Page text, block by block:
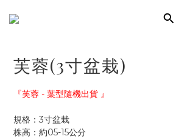
芙蓉(3寸盆栽)
『芙蓉 - 葉型隨機出貨 』
規格：3寸盆栽
株高：約05-15公分